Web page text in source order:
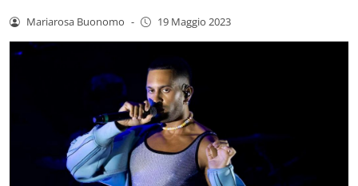
Mariarosa Buonomo - 19 Maggio 2023